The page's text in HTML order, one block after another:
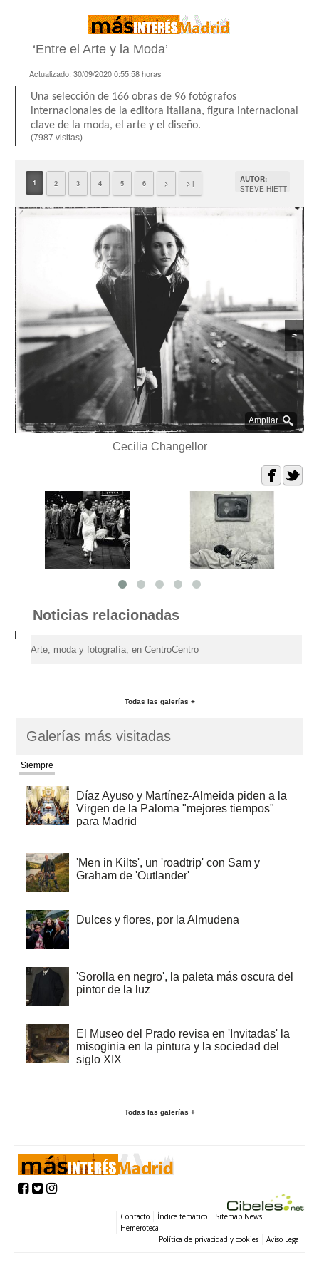
‘Entre el Arte y la Moda’
Actualizado: 30/09/2020 0:55:58horas
Una selección de 166 obras de 96 fotógrafos
internacionales de la editora italiana, figura internacional
clave de la moda, el arte y el diseño.
(7987 visitas)
1 2 3 4 5 6 > > |
AUTOR:
STEVE HIETT
Ampliar
>
Cecilia Changellor
Noticias relacionadas
Arte, moda y fotografía, en CentroCentro
Todas las galerías +
Galerías más visitadas
Siempre
Díaz Ayuso y Martínez-Almeida piden a la
Virgen de la Paloma "mejores tiempos"
para Madrid
'Men in Kilts', un 'roadtrip' con Sam y
Graham de 'Outlander'
Dulces y flores, por la Almudena
'Sorolla en negro', la paleta más oscura del
pintor de la luz
El Museo del Prado revisa en 'Invitadas' la
misoginia en la pintura y la sociedad del
siglo XIX
Todas las galerías +
Contacto Índice temático
Sitemap News
Hemeroteca
Política de privacidad y cookies
Aviso Legal